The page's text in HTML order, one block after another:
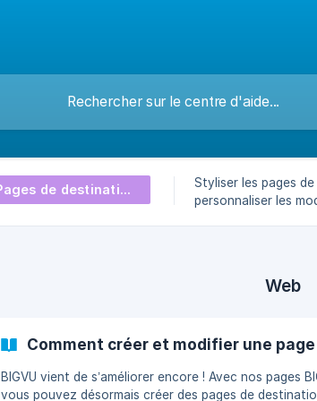
Pages de destination vidéo
Styliser les pages
personnaliser les
Web
Comment créer et modifier une
BIGVU vient de s’améliorer encore ! Avec nos pages BIGVU mises à jour,
vous pouvez désormais créer des pages de destination vidéo de